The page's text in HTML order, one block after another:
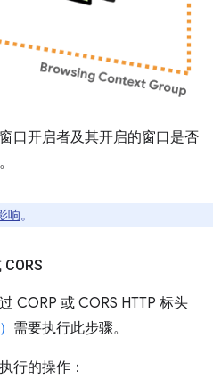
口开启者及其开启的窗口是否
响。
CORP 或 CORS HTTP 标头
需要执行此步骤。
行的操作：